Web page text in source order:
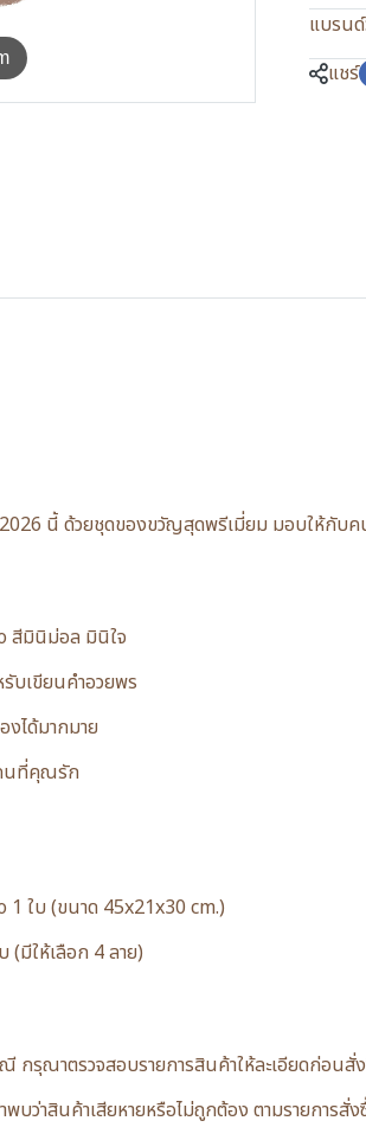
แบรนด์:
แชร์
นี้ ด้วยชุดของขวัญสุดพรีเมี่ยม มอบให้กับ
สีมินิม่อล มินิใจ
บเขียนคำอวยพร
ได้มากมาย
นที่คุณรัก
ใบ (ขนาด 45x21x30 cm.)
(มีให้เลือก 4 ลาย)
รุณาตรวจสอบรายการสินค้าให้ละเอียดก่อนสั่
บว่าสินค้าเสียหายหรือไม่ถูกต้อง ตามรายกา